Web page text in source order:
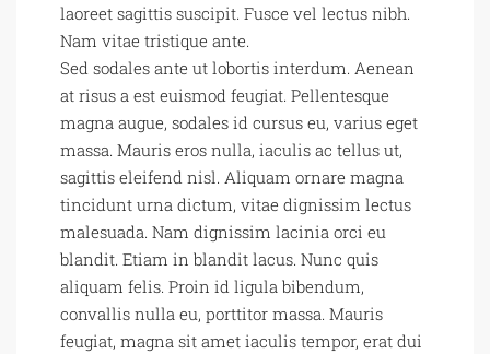
laoreet sagittis suscipit. Fusce vel lectus nibh.
Nam vitae tristique ante.
Sed sodales ante ut lobortis interdum. Aenean
at risus a est euismod feugiat. Pellentesque
magna augue, sodales id cursus eu, varius eget
massa. Mauris eros nulla, iaculis ac tellus ut,
sagittis eleifend nisl. Aliquam ornare magna
tincidunt urna dictum, vitae dignissim lectus
malesuada. Nam dignissim lacinia orci eu
blandit. Etiam in blandit lacus. Nunc quis
aliquam felis. Proin id ligula bibendum,
convallis nulla eu, porttitor massa. Mauris
feugiat, magna sit amet iaculis tempor, erat dui